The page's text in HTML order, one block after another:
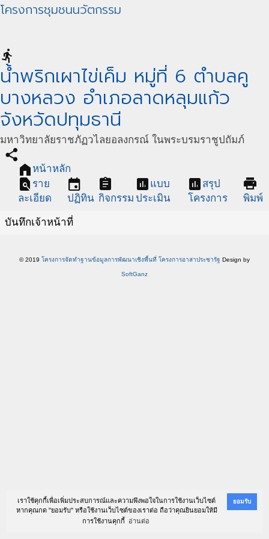
เราใช้คุกกี้เพื่อเพิ่มประสบการณ์และความพึงพอใจในการใช้งานเว็บไซต์
หากคุณกด "ยอมรับ" หรือใช้งานเว็บไซต์ของเราต่อ ถือว่าคุณยินยอมให้มี
การใช้งานคุกกี้
อ่านต่อ
ยอมรับ
โครงการชุมชนนวัตกรรม
directions_run
นํ้าพริกเผาไข่เค็ม หมู่ที่ 6 ตําบลคู
บางหลวง อําเภอลาดหลุมแก้ว
จังหวัดปทุมธานี
มหาวิทยาลัยราชภัฏวไลยอลงกรณ์ ในพระบรมราชูปถัมภ์
share
home หน้าหลัก
find_in_page ราย
ละเอียด
event
ปฏิทิน
assignment
กิจกรรม
assessment แบบ
ประเมิน
assessment สรุป
โครงการ
print
พิมพ์
บันทึกเจ้าหน้าที่
© 2019 โครงการจัดทำฐานข้อมูลการพัฒนาเชิงพื้นที่ โครงการอาสาประชารัฐ Design by
SoftGanz